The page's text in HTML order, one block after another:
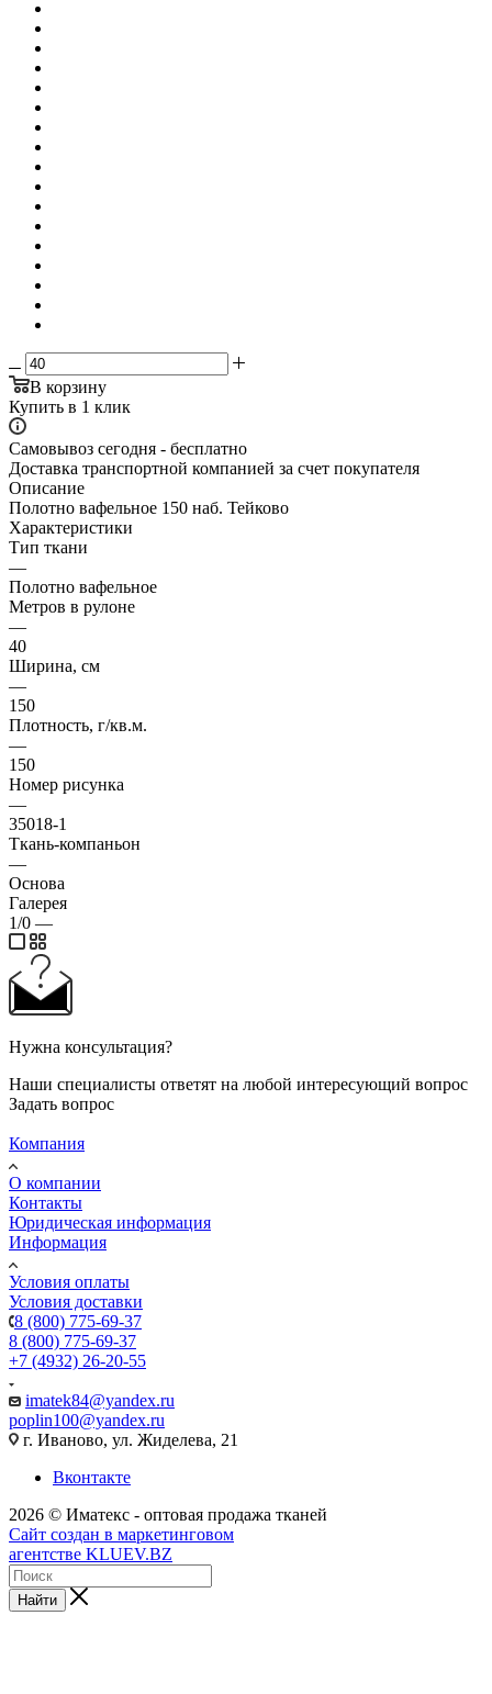
В корзину
Купить в 1 клик
Самовывоз сегодня - бесплатно
Доставка транспортной компанией за счет покупателя
Описание
Полотно вафельное 150 наб. Тейково
Характеристики
Тип ткани
—
Полотно вафельное
Метров в рулоне
—
40
Ширина, см
—
150
Плотность, г/кв.м.
—
150
Номер рисунка
—
35018-1
Ткань-компаньон
—
Основа
Галерея
1/0 —
Нужна консультация?
Наши специалисты ответят на любой интересующий вопрос
Задать вопрос
Компания
О компании
Контакты
Юридическая информация
Информация
Условия оплаты
Условия доставки
8 (800) 775-69-37
8 (800) 775-69-37
+7 (4932) 26-20-55
imatek84@yandex.ru
poplin100@yandex.ru
г. Иваново, ул. Жиделева, 21
Вконтакте
2026 © Иматекс - оптовая продажа тканей
Сайт создан в маркетинговом
агентстве KLUEV.BZ
Найти